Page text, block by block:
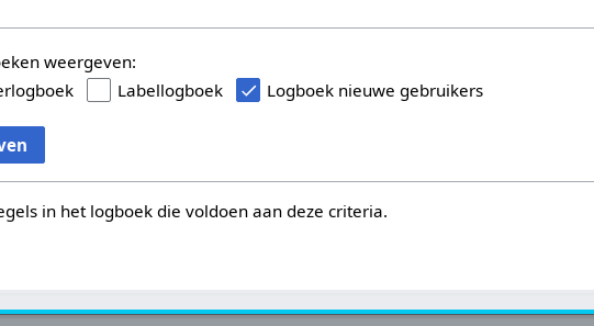
weergeven:
Labellogboek Logboek nieuwe gebruikers
in het logboek die voldoen aan deze criteria.